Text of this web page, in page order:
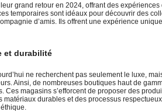
grand retour en 2024, offrant des
temporaires sont idéaux pour découvrir des
d’amis. Ils offrent une expérience
et durabilité
ne recherchent pas seulement le luxe,
Ainsi, de nombreuses boutiques haut de
Ces magasins s’efforcent de proposer des
matériaux durables et des processus